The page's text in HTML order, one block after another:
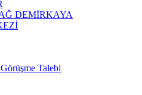
DEMİRKAYA
Talebi